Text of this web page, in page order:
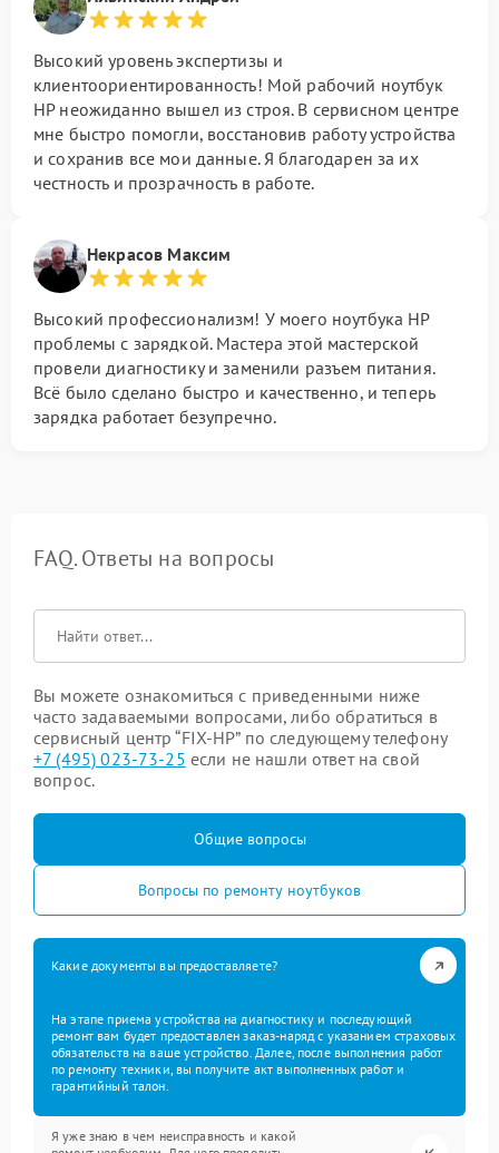
Высокий уровень экспертизы и
клиентоориентированность! Мой рабочий ноутбук
HP неожиданно вышел из строя. В сервисном центре
мне быстро помогли, восстановив работу устройства
и сохранив все мои данные. Я благодарен за их
честность и прозрачность в работе.
Некрасов Максим
Высокий профессионализм! У моего ноутбука HP
проблемы с зарядкой. Мастера этой мастерской
провели диагностику и заменили разъем питания.
Всё было сделано быстро и качественно, и теперь
зарядка работает безупречно.
FAQ. Ответы на вопросы
Вы можете ознакомиться с приведенными ниже
часто задаваемыми вопросами, либо обратиться в
сервисный центр “FIX-HP” по следующему телефону
+7 (495) 023-73-25 если не нашли ответ на свой
вопрос.
Общие вопросы
Вопросы по ремонту ноутбуков
Какие документы вы предоставляете?
На этапе приема устройства на диагностику и последующий
ремонт вам будет предоставлен заказ-наряд с указанием страховых
обязательств на ваше устройство. Далее, после выполнения работ
по ремонту техники, вы получите акт выполненных работ и
гарантийный талон.
Я уже знаю в чем неисправность и какой